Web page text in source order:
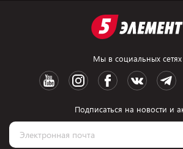
Мы в социальных сетях
Подписаться на новости и